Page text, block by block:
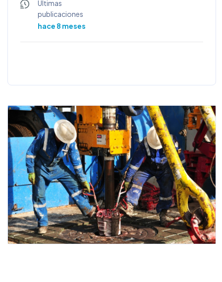
Últimas
publicaciones
hace 8 meses